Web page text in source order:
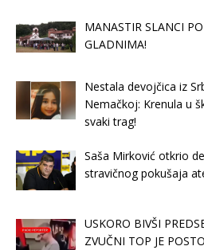
MANASTIR SLANCI
GLADNIMA!
Nestala devojčica iz
Nemačkoj: Krenula u
svaki trag!
Saša Mirković otkrio
stravičnog pokušaja
USKORO BIVŠI
ZVUČNI TOP JE